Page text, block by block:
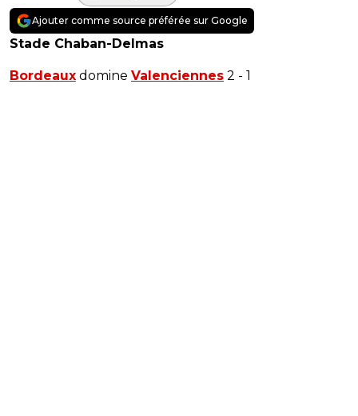
Ajouter comme source préférée sur Google
Stade Chaban-Delmas
Bordeaux domine Valenciennes 2 - 1